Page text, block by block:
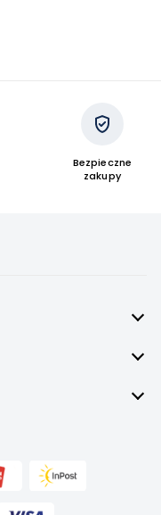
Bezpieczne
zakupy